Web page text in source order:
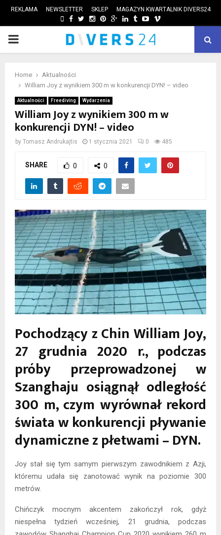
REKLAMA NEWSLETTER SKLEP MAGAZYN KWARTALNIK DIVERS24
FACEBOOK
TWITTER
INSTAGRAM
PINTEREST
GOOGLE
LINKEDIN
TUMBLRYOUTUBE
VIMEO
PRIMARY
Home
Aktualności
William Joy z wynikiem 300 m w konkurencji DYN! – video
Aktualności Freediving Wydarzenia
William Joy z wynikiem 300 m w
konkurencji DYN! – video
by Tomasz Andrukajtis 1 stycznia 2021 0 485
SHARE 0 0
Pochodzący z Chin William Joy,
27 grudnia 2020 r., podczas
próby przeprowadzonej w
Szanghaju osiągnął odległość
300 m, czym wyrównał rekord
świata w konkurencji pływanie
dynamiczne z płetwami – DYN.
Joy stał się tym samym pierwszym zawodnikiem z Azji,
któremu udała się zanotować wynik na poziomie 300
metrów.
Chińczyk mocnym akcentem zakończył rok, gdyż
niespełna tydzień wcześniej, 21 grudnia, podczas